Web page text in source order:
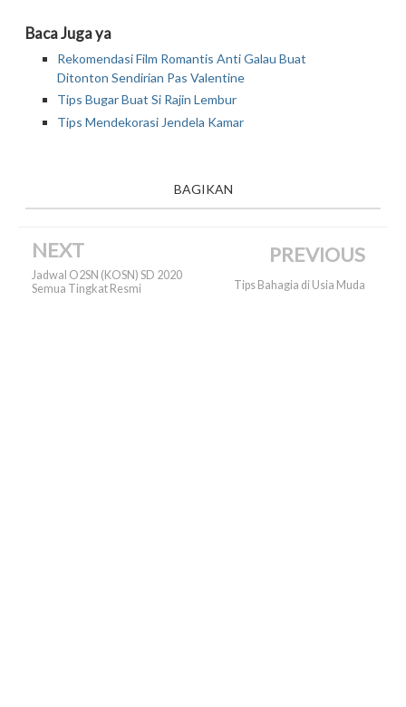
Baca Juga ya
Rekomendasi Film Romantis Anti Galau Buat
Ditonton Sendirian Pas Valentine
Tips Bugar Buat Si Rajin Lembur
Tips Mendekorasi Jendela Kamar
BAGIKAN
NEXT
Jadwal O2SN (KOSN) SD 2020
Semua Tingkat Resmi
PREVIOUS
Tips Bahagia di Usia Muda